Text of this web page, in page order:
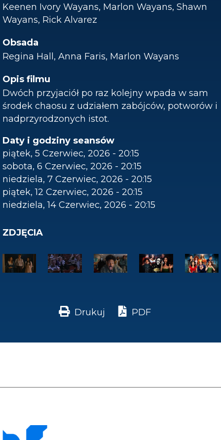
Keenen Ivory Wayans, Marlon Wayans, Shawn
Wayans, Rick Alvarez
Obsada
Regina Hall, Anna Faris, Marlon Wayans
Opis filmu
Dwóch przyjaciół po raz kolejny wpada w sam
środek chaosu z udziałem zabójców, potworów i
nadprzyrodzonych istot.
Daty i godziny seansów
piątek, 5 Czerwiec, 2026 - 20:15
sobota, 6 Czerwiec, 2026 - 20:15
niedziela, 7 Czerwiec, 2026 - 20:15
piątek, 12 Czerwiec, 2026 - 20:15
niedziela, 14 Czerwiec, 2026 - 20:15
ZDJĘCIA
Drukuj PDF